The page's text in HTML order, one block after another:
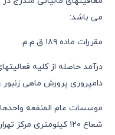
می باشد:
مقررات ماده ١٨٩ ق.م.م.
درآمد حاصله از کلیه
دامپروری پرورش ماهی
موسسات عام المنفعه